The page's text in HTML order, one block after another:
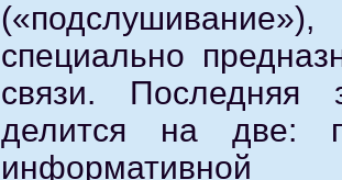
специально
связи.
делится на две:
информативной